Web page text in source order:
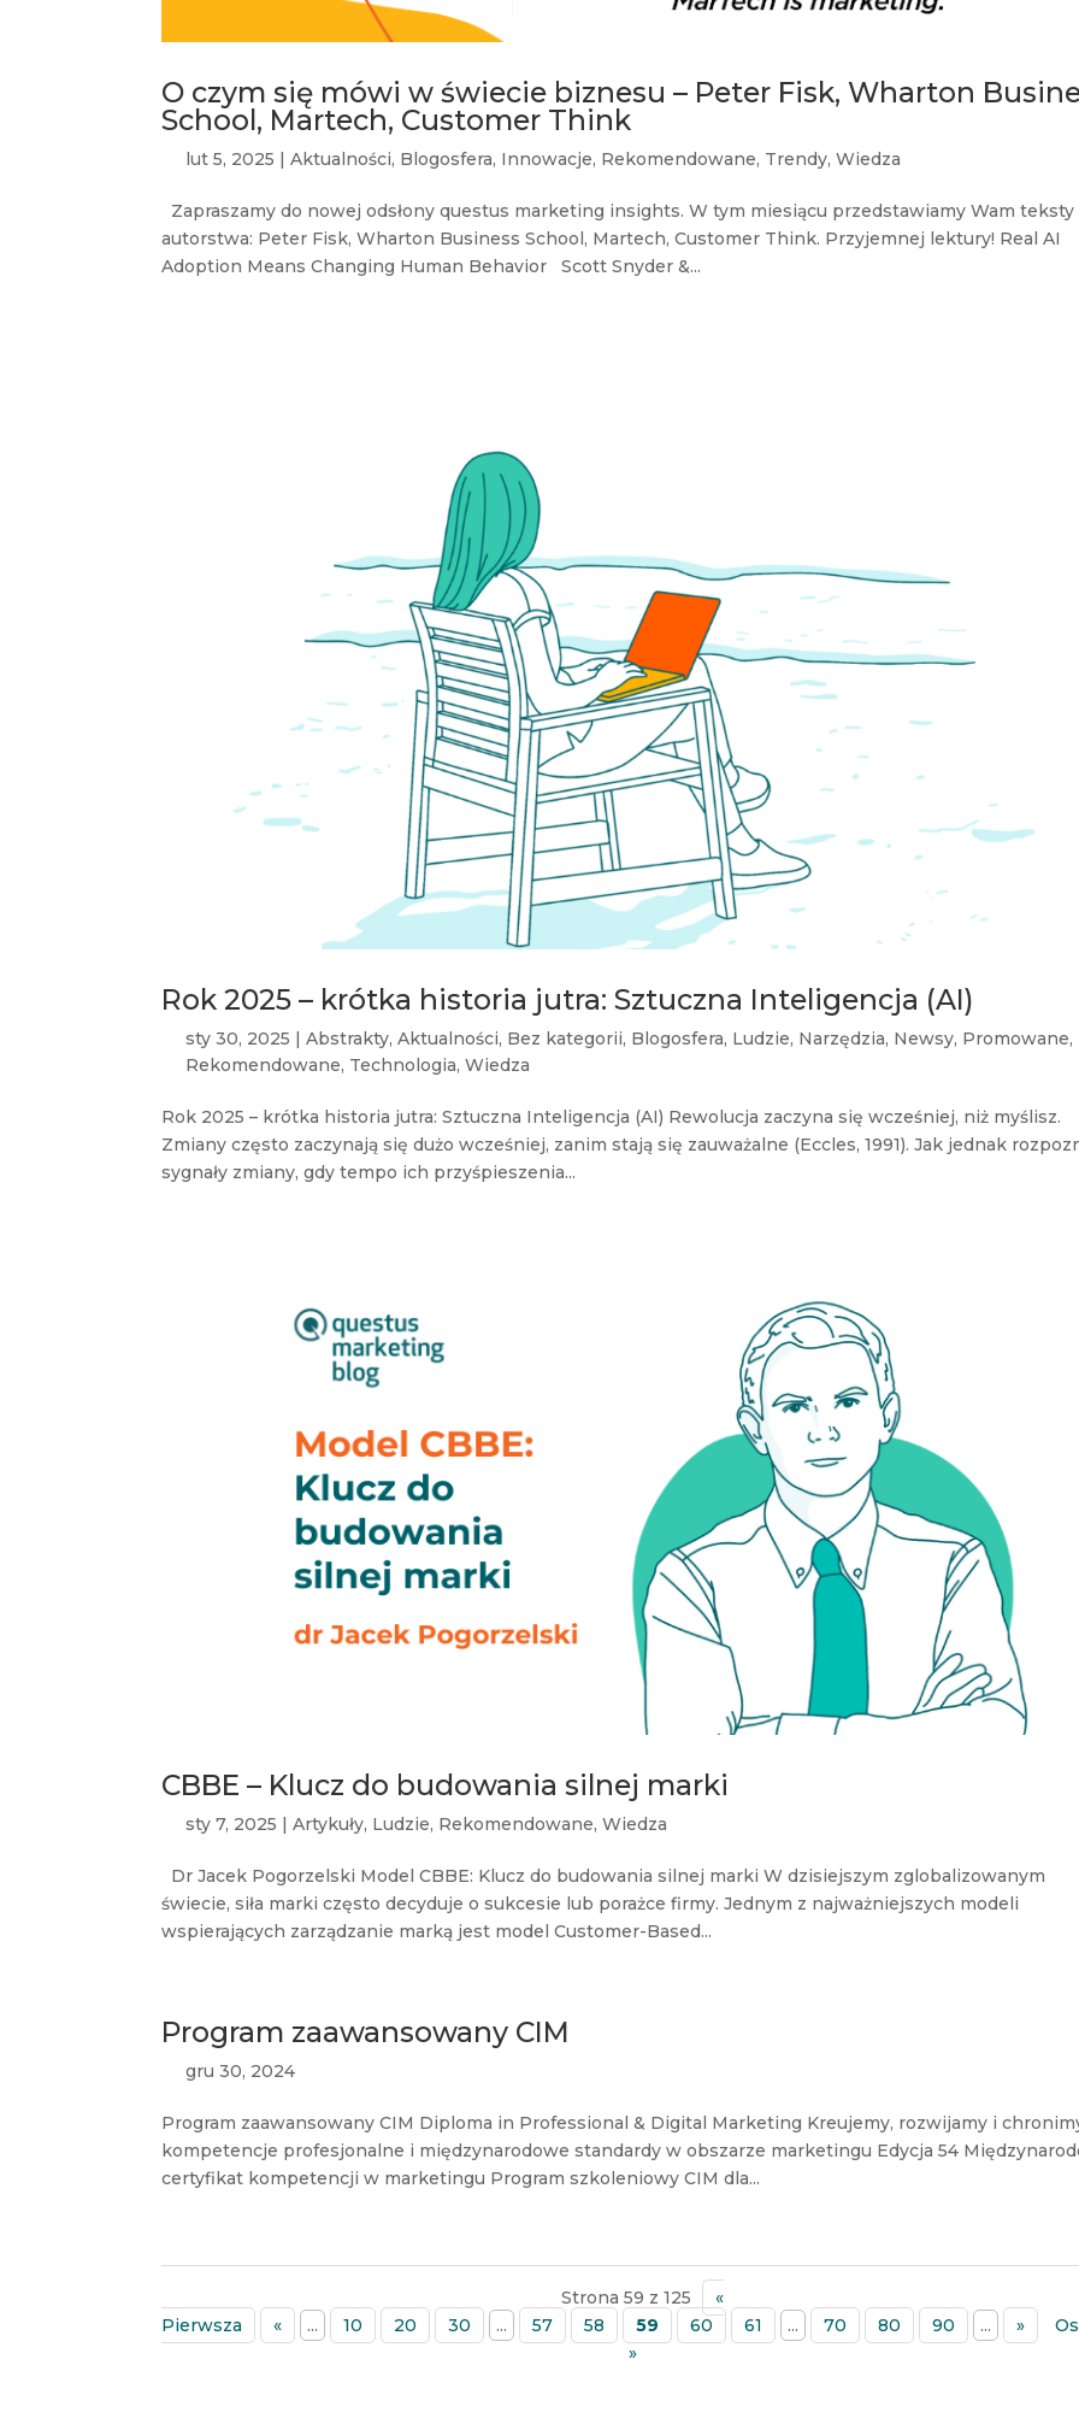
O czym się mówi w świecie biznesu – Peter Fisk, Wharton
School, Martech, Customer Think
lut 5, 2025 |Aktualności, Blogosfera, Innowacje, Rekomendowane, Trendy,Wiedza
Zapraszamy do nowej odsłony questus marketing insights. W tym miesiącu przedstawiamy Wam teksty
autorstwa: Peter Fisk, Wharton Business School, Martech, Customer Think. Przyjemnej lektury! Real AI
Adoption Means Changing Human Behavior Scott Snyder &...
Rok 2025 – krótka historia jutra: Sztuczna Inteligencja (AI)
sty 30, 2025 |Abstrakty,Aktualności, Bez kategorii, Blogosfera, Ludzie, Narzędzia, Newsy, Promowane,
Rekomendowane, Technologia,Wiedza
Rok 2025 – krótka historia jutra: Sztuczna Inteligencja (AI) Rewolucja zaczyna się wcześniej, niż myślisz.
Zmiany często zaczynają się dużo wcześniej, zanim stają się zauważalne (Eccles, 1991). Jak jednak
sygnały zmiany, gdy tempo ich przyśpieszenia...
CBBE – Klucz do budowania silnej marki
sty 7, 2025 |Artykuły, Ludzie, Rekomendowane,Wiedza
Dr Jacek Pogorzelski Model CBBE: Klucz do budowania silnej marki W dzisiejszym zglobalizowanym
świecie, siła marki często decyduje o sukcesie lub porażce firmy. Jednym z najważniejszych modeli
wspierających zarządzanie marką jest model Customer-Based...
Program zaawansowany CIM
gru 30, 2024
Program zaawansowany CIM Diploma in Professional & Digital Marketing Kreujemy, rozwijamy i
kompetencje profesjonalne i międzynarodowe standardy w obszarze marketingu Edycja 54
certyfikat kompetencji w marketingu Program szkoleniowy CIM dla...
Strona 59 z 125
«
Pierwsza
« ... 10 20 30 ... 57 58 59 60 61 ... 70 80 90 ... »
»